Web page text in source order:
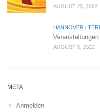
AUGUST 25, 2022
HANNOVER /
AUGUST 5, 2022
META
Anmelden